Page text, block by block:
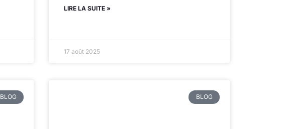
LIRE LA SUITE »
17 août 2025
BLOG BLOG